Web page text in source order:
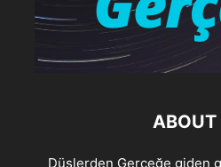
ABOUT
Düşlerden Gerçeğe giden